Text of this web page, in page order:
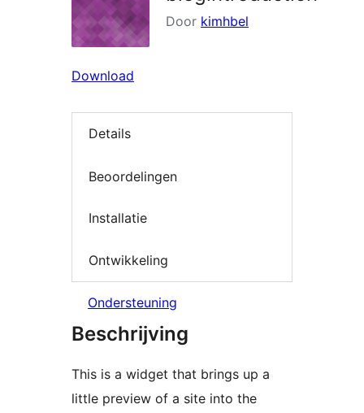
Door kimhbel
Download
Details
Beoordelingen
Installatie
Ontwikkeling
Ondersteuning
Beschrijving
This is a widget that brings up a
little preview of a site into the